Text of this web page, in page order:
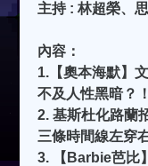
主持 : 林超榮、
內容：
1.【奧本海默】
不及人性黑暗？！
2. 基斯杜化路蘭
三條時間線左穿
3. 【Barbie芭比